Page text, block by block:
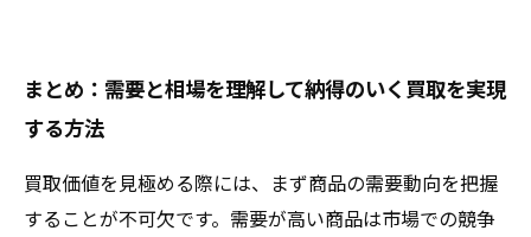
まとめ：需要と相場を理解して納得のいく買取を実現
する方法
買取価値を見極める際には、まず商品の需要動向を把握
することが不可欠です。需要が高い商品は市場での競争